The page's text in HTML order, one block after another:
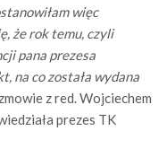
więc
że rok temu, czyli
pana prezesa
na co została wydana
z red. Wojciechem
prezes TK